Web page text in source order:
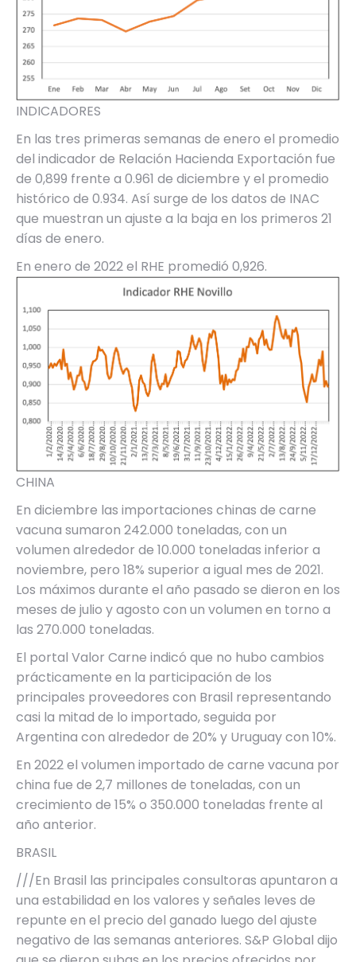
INDICADORES
En las tres primeras semanas de enero el promedio
del indicador de Relación Hacienda Exportación fue
de 0,899 frente a 0.961 de diciembre y el promedio
histórico de 0.934. Así surge de los datos de INAC
que muestran un ajuste a la baja en los primeros 21
días de enero.
En enero de 2022 el RHE promedió 0,926.
CHINA
En diciembre las importaciones chinas de carne
vacuna sumaron 242.000 toneladas, con un
volumen alrededor de 10.000 toneladas inferior a
noviembre, pero 18% superior a igual mes de 2021.
Los máximos durante el año pasado se dieron en los
meses de julio y agosto con un volumen en torno a
las 270.000 toneladas.
El portal Valor Carne indicó que no hubo cambios
prácticamente en la participación de los
principales proveedores con Brasil representando
casi la mitad de lo importado, seguida por
Argentina con alrededor de 20% y Uruguay con 10%.
En 2022 el volumen importado de carne vacuna por
china fue de 2,7 millones de toneladas, con un
crecimiento de 15% o 350.000 toneladas frente al
año anterior.
BRASIL
///En Brasil las principales consultoras apuntaron a
una estabilidad en los valores y señales leves de
repunte en el precio del ganado luego del ajuste
negativo de las semanas anteriores. S&P Global dijo